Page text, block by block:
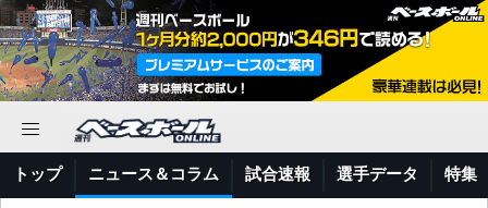
トップ ニュース＆コラム 試合速報 選手データ 特集